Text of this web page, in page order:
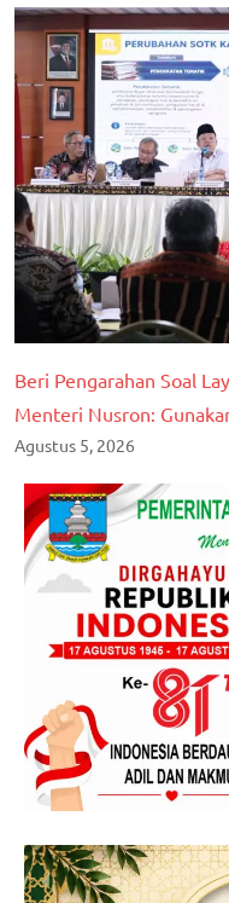
Beri Pengarahan Soal
Menteri Nusron:
Agustus 5, 2026